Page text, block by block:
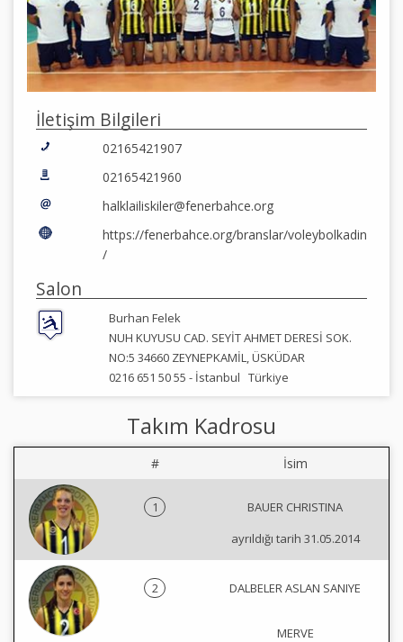
İletişim Bilgileri
02165421907
02165421960
halklailiskiler@fenerbahce.org
https://fenerbahce.org/branslar/voleybolkadin
/
Salon
Burhan Felek
NUH KUYUSU CAD. SEYİT AHMET DERESİ SOK.
NO:5 34660 ZEYNEPKAMİL, ÜSKÜDAR
0216 651 50 55 - İstanbul Türkiye
Takım Kadrosu
# İsim
1
BAUER CHRISTINA
ayrıldığı tarih 31.05.2014
2 DALBELER ASLAN SANIYE
MERVE